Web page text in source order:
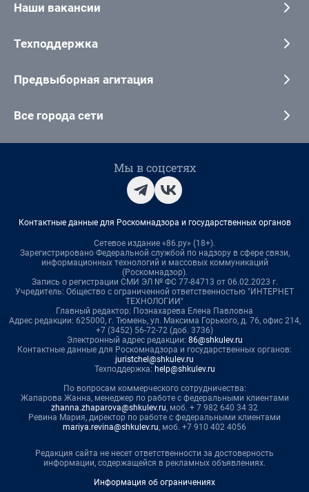
Наши вакансии
Техподдержка
Предвыборная агитация
Все города сети
Мы в соцсетях
Контактные данные для Роскомнадзора и государственных органов
Сетевое издание «86.ру» (18+).
Зарегистрировано Федеральной службой по надзору в сфере связи,
информационных технологий и массовых коммуникаций
(Роскомнадзор).
Запись о регистрации СМИ ЭЛ № ФС 77-84713 от 06.02.2023 г.
Учредитель: Общество с ограниченной ответственностью "ИНТЕРНЕТ
ТЕХНОЛОГИИ"
Главный редактор: Познахарева Елена Павловна
Адрес редакции: 625000, г. Тюмень, ул. Максима Горького, д. 76, офис 214,
+7 (3452) 56-72-72 (доб. 3736)
Электронный адрес редакции: 86@shkulev.ru
Контактные данные для Роскомнадзора и государственных органов:
juristchel@shkulev.ru
Техподдержка: help@shkulev.ru
По вопросам коммерческого сотрудничества:
Жапарова Жанна, менеджер по работе с федеральными клиентами
zhanna.zhaparova@shkulev.ru, моб. + 7 982 640 34 32
Ревина Мария, директор по работе с федеральными клиентами
mariya.revina@shkulev.ru, моб. +7 910 402 4056
Редакция сайта не несет ответственности за достоверность
информации, содержащейся в рекламных объявлениях.
Информация об ограничениях